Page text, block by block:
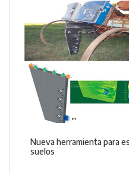
Nueva herramienta para
suelos